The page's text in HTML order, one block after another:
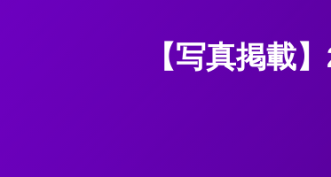
【写真掲載